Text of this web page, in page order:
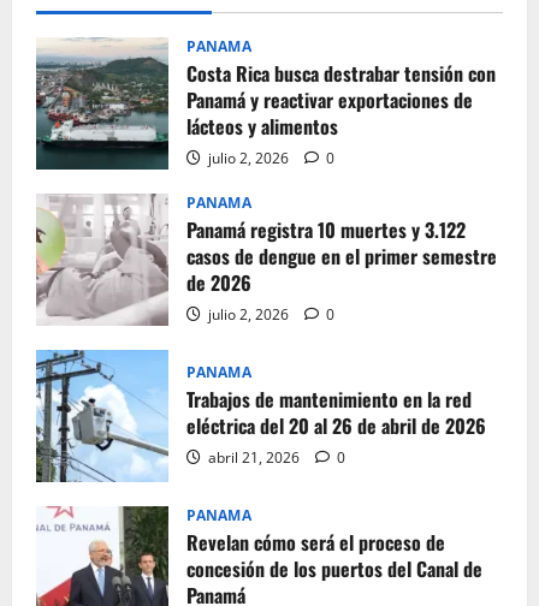
PANAMA
Costa Rica busca destrabar tensión con
Panamá y reactivar exportaciones de
lácteos y alimentos
julio 2, 2026 0
PANAMA
Panamá registra 10 muertes y 3.122
casos de dengue en el primer semestre
de 2026
julio 2, 2026 0
PANAMA
Trabajos de mantenimiento en la red
eléctrica del 20 al 26 de abril de 2026
abril 21, 2026 0
PANAMA
Revelan cómo será el proceso de
concesión de los puertos del Canal de
Panamá